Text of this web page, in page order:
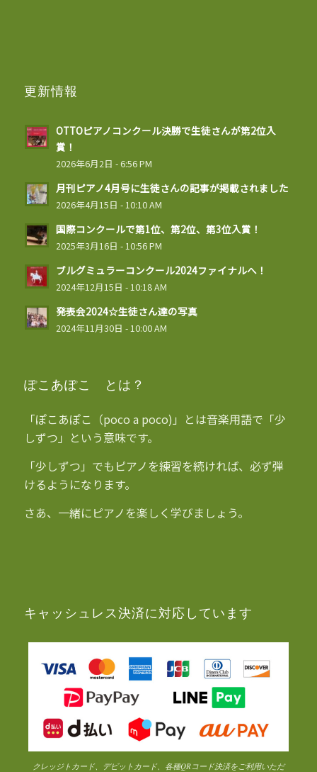
更新情報
OTTOピアノコンクール決勝で生徒さんが第2位入
賞！
2026年6月2日 - 6:56 PM
月刊ピアノ4月号に生徒さんの記事が掲載されました
2026年4月15日 - 10:10 AM
国際コンクールで第1位、第2位、第3位入賞！
2025年3月16日 - 10:56 PM
ブルグミュラーコンクール2024ファイナルへ！
2024年12月15日 - 10:18 AM
発表会2024☆生徒さん達の写真
2024年11月30日 - 10:00 AM
ぽこあぽこ とは？
「ぽこあぽこ（poco a poco)」とは音楽用語で「少
しずつ」という意味です。
「少しずつ」でもピアノを練習を続ければ、必ず弾
けるようになります。
さあ、一緒にピアノを楽しく学びましょう。
キャッシュレス決済に対応しています
クレッジトカード、デビットカード、各種QRコード決済をご利用いただ